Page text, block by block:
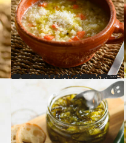
2023.6.21
参考にしたいイタリアの食養生レシピ 身体が整う“トマトなし”押麦スープ EVオリーブオイルやチーズもイン！
グルメ